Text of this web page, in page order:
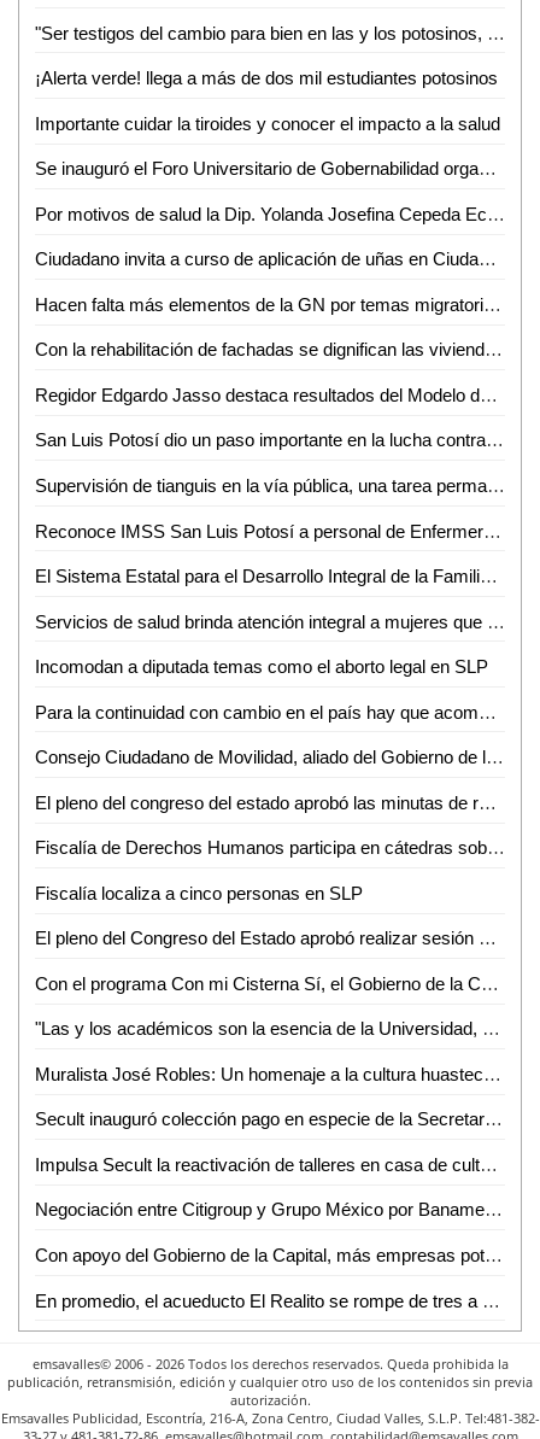
"Ser testigos del cambio para bien en las y los potosinos, es nuestro mayor motivo para servir": Estela Arriaga Márquez, Presidenta DIF Municipal
¡Alerta verde! llega a más de dos mil estudiantes potosinos
Importante cuidar la tiroides y conocer el impacto a la salud
Se inauguró el Foro Universitario de Gobernabilidad organizado por la Facultad de Derecho de la UASLP
Por motivos de salud la Dip. Yolanda Josefina Cepeda Echavarría solicitó licencia a su cargo del 24 de mayo al 01 de junio
Ciudadano invita a curso de aplicación de uñas en Ciudad Valles
Hacen falta más elementos de la GN por temas migratorios en SLP: José Ramón Torres
Con la rehabilitación de fachadas se dignifican las viviendas potosinas: Alcalde Enrique Galindo
Regidor Edgardo Jasso destaca resultados del Modelo de Justicia Cívica en la Capital de SLP
San Luis Potosí dio un paso importante en la lucha contra la violencia de género: Dip. Gabriela Martínez Lárraga
Supervisión de tianguis en la vía pública, una tarea permanente del Ayuntamiento de San Luis Potosí
Reconoce IMSS San Luis Potosí a personal de Enfermería por su destacado desempeño institucional
El Sistema Estatal para el Desarrollo Integral de la Familia (DIF), lanzó los lineamientos en materia de adopción del estado de San Luis Potosí
Servicios de salud brinda atención integral a mujeres que viven violencia familiar o sexual
Incomodan a diputada temas como el aborto legal en SLP
Para la continuidad con cambio en el país hay que acompañar al presidente con unidad, lealtad y compromiso: Adán Augusto López Hernández
Consejo Ciudadano de Movilidad, aliado del Gobierno de la Capital: Consejeros
El pleno del congreso del estado aprobó las minutas de reforma constitucional federal, en materia de suspensión derechos para ocupar cargo, empleo o comisión del servicio público
Fiscalía de Derechos Humanos participa en cátedras sobre el combate a la trata de personas
Fiscalía localiza a cinco personas en SLP
El pleno del Congreso del Estado aprobó realizar sesión solemne y ordinaria en el municipio de Matehuala
Con el programa Con mi Cisterna Sí, el Gobierno de la Capital beneficia a familias de la zona rural
"Las y los académicos son la esencia de la Universidad, porque en ellos está la avidez de crear, resguardar y difundir saberes": Dr. Alejandro Zermeño
Muralista José Robles: Un homenaje a la cultura huasteca a través de su arte y cosmovisión
Secult inauguró colección pago en especie de la Secretaría de Hacienda y crédito público
Impulsa Secult la reactivación de talleres en casa de cultura del barrio de San Sebastián
Negociación entre Citigroup y Grupo México por Banamex se interrumpe debido a percance en vías férreas; venta se pospone hasta 2025
Con apoyo del Gobierno de la Capital, más empresas potosinas están por integrarse como proveedores del sector automotriz
En promedio, el acueducto El Realito se rompe de tres a cuatro veces por mes
emsavalles© 2006 - 2026 Todos los derechos reservados. Queda prohibida la
publicación, retransmisión, edición y cualquier otro uso de los contenidos sin previa
autorización.
Emsavalles Publicidad, Escontría, 216-A, Zona Centro, Ciudad Valles, S.L.P. Tel:481-382-